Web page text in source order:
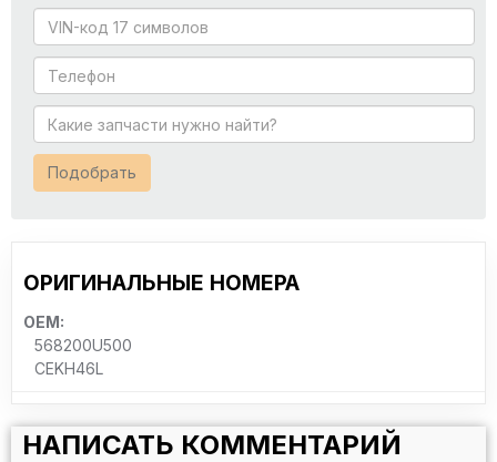
Подобрать
ОРИГИНАЛЬНЫЕ НОМЕРА
OEM:
568200U500
CEKH46L
НАПИСАТЬ КОММЕНТАРИЙ